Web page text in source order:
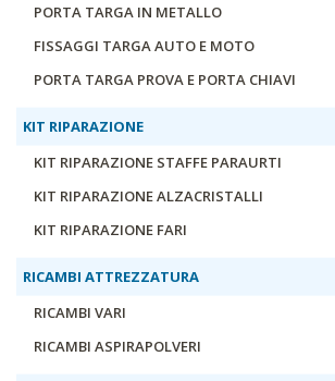
PORTA TARGA IN METALLO
FISSAGGI TARGA AUTO E MOTO
PORTA TARGA PROVA E PORTA CHIAVI
KIT RIPARAZIONE
KIT RIPARAZIONE STAFFE PARAURTI
KIT RIPARAZIONE ALZACRISTALLI
KIT RIPARAZIONE FARI
RICAMBI ATTREZZATURA
RICAMBI VARI
RICAMBI ASPIRAPOLVERI